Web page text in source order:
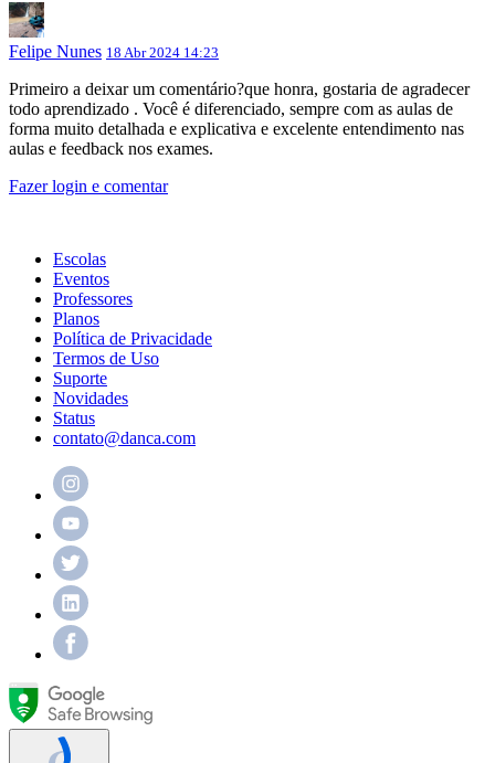
Felipe Nunes 18 Abr 2024 14:23
Primeiro a deixar um comentário?que honra, gostaria de agradecer
todo aprendizado . Você é diferenciado, sempre com as aulas de
forma muito detalhada e explicativa e excelente entendimento nas
aulas e feedback nos exames.
Fazer login e comentar
Escolas
Eventos
Professores
Planos
Política de Privacidade
Termos de Uso
Suporte
Novidades
Status
contato@danca.com